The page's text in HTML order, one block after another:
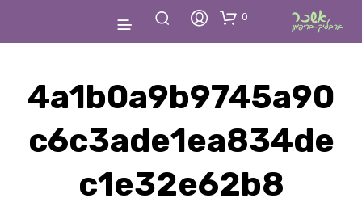
0
4a1b0a9b9745a90
C6c3ade1ea834de
C1e32e62b8